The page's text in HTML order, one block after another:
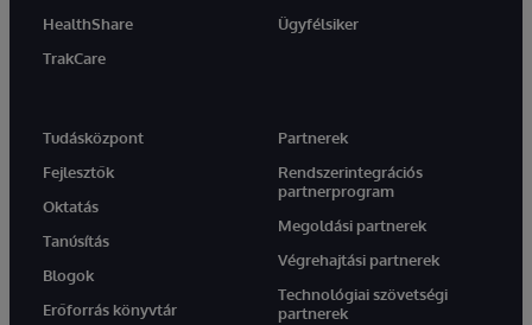
HealthShare
TrakCare
Ügyfélsiker
Tudásközpont
Fejlesztők
Oktatás
Tanúsítás
Blogok
Erőforrás könyvtár
Partnerek
Rendszerintegrációs
partnerprogram
Megoldási partnerek
Végrehajtási partnerek
Technológiai szövetségi
partnerek